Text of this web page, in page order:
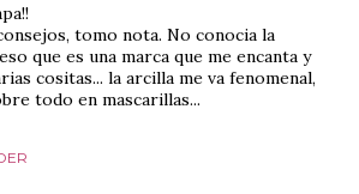
tomo nota. No conocia la
que es una marca que me encanta y
cositas... la arcilla me va fenomenal,
todo en mascarillas...